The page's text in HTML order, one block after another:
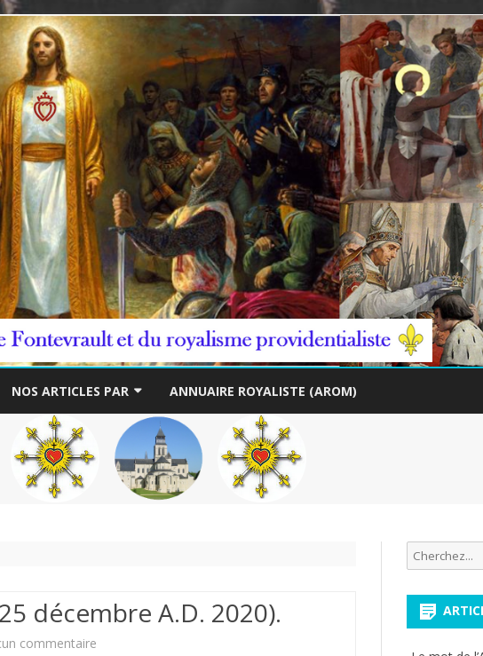
to
NOS ARTICLES PAR
THÉME
AUTEUR
ANNUAIRE ROYALISTE (AROM)
décembre A.D. 2020).
commentaire
Recherche
pour: